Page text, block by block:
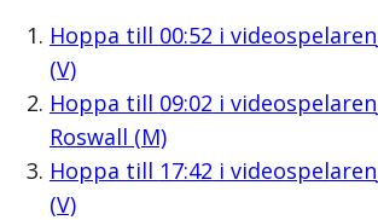
Hoppa till 00:52 i videospelaren
(V)
Hoppa till 09:02 i videospelaren
Roswall (M)
Hoppa till 17:42 i videospelaren
(V)